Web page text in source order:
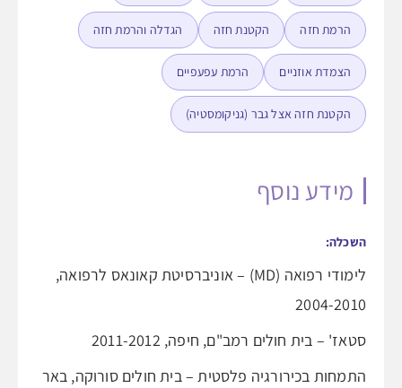
הרמת חזה הקטנת חזה הגדלה והרמת חזה
הצמדת אוזניים הרמת עפעפיים
הקטנת חזה אצל גבר (גניקומסטיה)
מידע נוסף
השכלה:
לימודי רפואה (MD) – אוניברסיטת קאונאס לרפואה,
2004-2010
סטאז' – בית חולים רמב"ם, חיפה, 2011-2012
התמחות בכירורגיה פלסטית – בית חולים סורוקה, באר